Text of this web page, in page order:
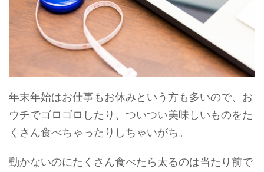
年末年始はお仕事もお休みという方も多いので、お
ウチでゴロゴロしたり、ついつい美味しいものをた
くさん食べちゃったりしちゃいがち。
動かないのにたくさん食べたら太るのは当たり前で